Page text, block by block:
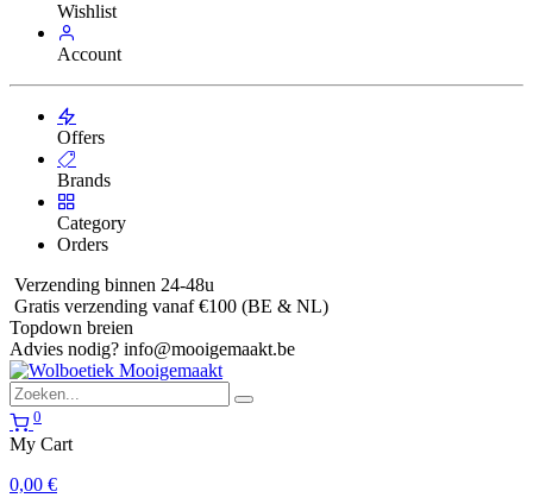
Wishlist
Account
Offers
Brands
Category
Orders
Verzending binnen 24-48u
Gratis verzending vanaf €100 (BE & NL)
Topdown breien
Advies nodig? info@mooigemaakt.be
0
My Cart
0,00 €